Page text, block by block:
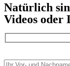
Natürlich
Videos oder